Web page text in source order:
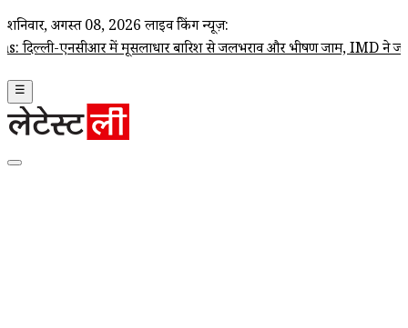
शनिवार, अगस्त 08, 2026 लाइव ब्रेकिंग न्यूज़:
में मूसलाधार बारिश से जलभराव और भीषण जाम, IMD ने जारी किया
☰